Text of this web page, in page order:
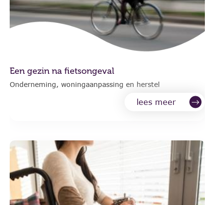
Een gezin na fietsongeval
Onderneming, woningaanpassing en herstel
lees meer